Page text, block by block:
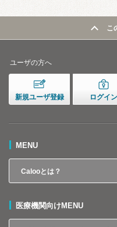
こ
ユーザの方へ
新規ユーザ登録 ログイン
MENU
Calooとは？
医療機関向けMENU